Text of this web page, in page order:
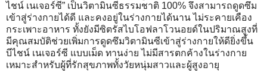
ไชน์ เนเจอร์ซี” เป็นวิตามินซีธรรมชาติ 100% จึงสามารถดูดซึม
เข้าสู่ร่างกายได้ดี และคงอยู่ในร่างกายได้นาน ไม่ระคายเคือง
กระเพาะอาหาร ทั้งยังมีซิตรัสไบโอฟลาโวนอยด์ในปริมาณสูงที่
มีคุณสมบัติช่วยเพิ่มการดูดซึมวิตามินซีเข้าสู่ร่างกายให้ดียิ่งขึ้น
บีไชน์ เนเจอร์ซี แบบเม็ด ทานง่าย ไม่มีสารตกค้างในร่างกาย
เหมาะสำหรับผู้ที่รักสุขภาพทั้งวัยหนุ่มสาวและผู้สูงอายุ